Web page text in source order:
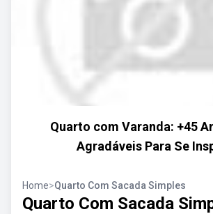
Quarto com Varanda: +45
Agradáveis Para Se
Home>Quarto Com Sacada Simples
Quarto Com Sacada